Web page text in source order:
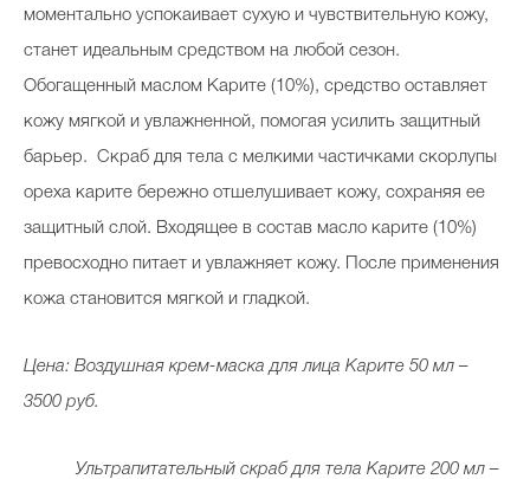
моментально успокаивает сухую и чувствительную кожу,
станет идеальным средством на любой сезон.
Обогащенный маслом Карите (10%), средство оставляет
кожу мягкой и увлажненной, помогая усилить защитный
барьер. Скраб для тела с мелкими частичками скорлупы
ореха карите бережно отшелушивает кожу, сохраняя ее
защитный слой. Входящее в состав масло карите (10%)
превосходно питает и увлажняет кожу. После применения
кожа становится мягкой и гладкой.
Цена: Воздушная крем-маска для лица Карите 50 мл –
3500 руб.
Ультрапитательный скраб для тела Карите 200 мл –